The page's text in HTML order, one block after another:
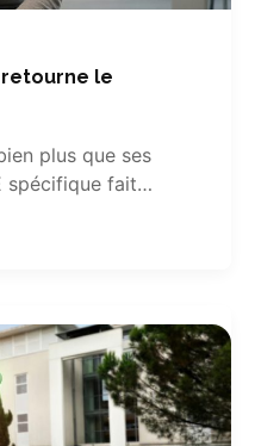
retourne le
plus que ses
spécifique fait…